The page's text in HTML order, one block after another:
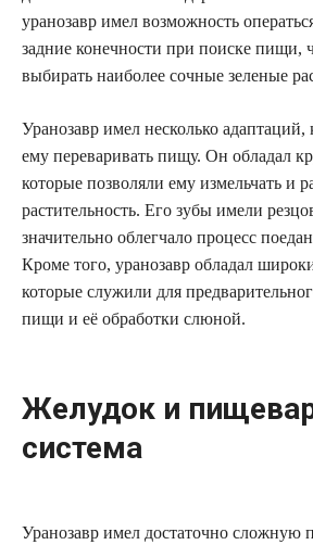
уранозавр имел возможность
задние конечности при поиске пищи,
выбирать наиболее сочные зеленые
Уранозавр имел несколько
ему переваривать пищу. Он обладал
которые позволяли ему измельчать и
растительность. Его зубы имели
значительно облегчало процесс
Кроме того, уранозавр обладал
которые служили для
пищи и её обработки слюной.
Желудок и
система
Уранозавр имел достаточно сложную